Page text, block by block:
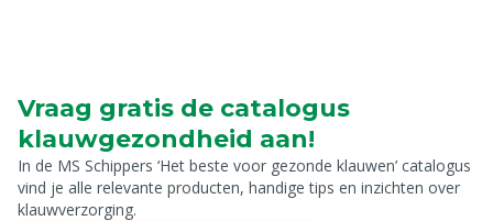
Vraag gratis de catalogus
klauwgezondheid aan!
In de MS Schippers ‘Het beste voor gezonde klauwen’ catalogus
vind je alle relevante producten, handige tips en inzichten over
klauwverzorging.